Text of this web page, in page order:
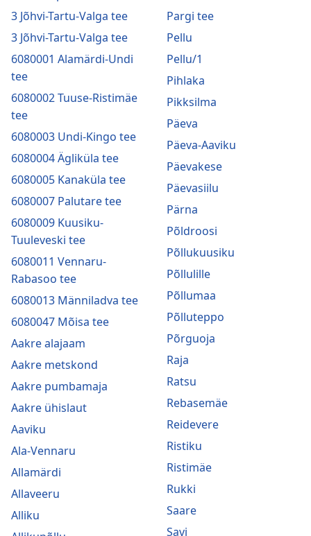
3 Jõhvi-Tartu-Valga tee
3 Jõhvi-Tartu-Valga tee
6080001 Alamärdi-Undi
tee
6080002 Tuuse-Ristimäe
tee
6080003 Undi-Kingo tee
6080004 Ägliküla tee
6080005 Kanaküla tee
6080007 Palutare tee
6080009 Kuusiku-
Tuuleveski tee
6080011 Vennaru-
Rabasoo tee
6080013 Männiladva tee
6080047 Mõisa tee
Aakre alajaam
Aakre metskond
Aakre pumbamaja
Aakre ühislaut
Aaviku
Ala-Vennaru
Allamärdi
Allaveeru
Alliku
Pargi tee
Pellu
Pellu/1
Pihlaka
Pikksilma
Päeva
Päeva-Aaviku
Päevakese
Päevasiilu
Pärna
Põldroosi
Põllukuusiku
Põllulille
Põllumaa
Põlluteppo
Põrguoja
Raja
Ratsu
Rebasemäe
Reidevere
Ristiku
Ristimäe
Rukki
Saare
Savi